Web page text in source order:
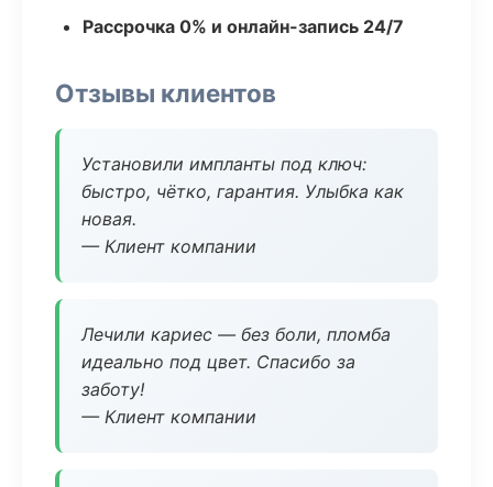
Рассрочка 0% и онлайн-запись 24/7
Отзывы клиентов
Установили импланты под ключ:
быстро, чётко, гарантия. Улыбка как
новая.
— Клиент компании
Лечили кариес — без боли, пломба
идеально под цвет. Спасибо за
заботу!
— Клиент компании